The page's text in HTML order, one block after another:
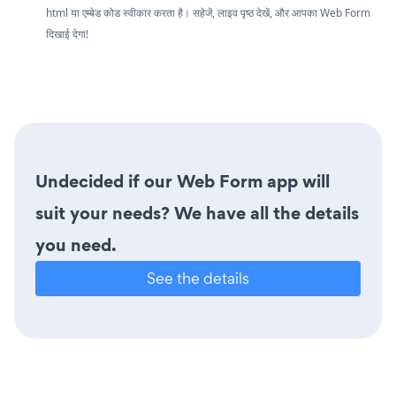
html या एम्बेड कोड स्वीकार करता है। सहेजें, लाइव पृष्ठ देखें, और आपका Web Form
दिखाई देगा!
Undecided if our Web Form app will
suit your needs? We have all the details
you need.
See the details